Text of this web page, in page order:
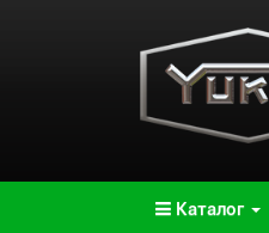
Каталог